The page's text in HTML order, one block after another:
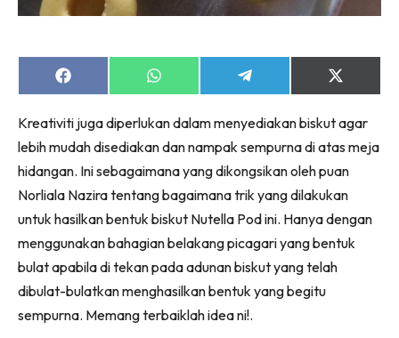
Share
on
Share
on
Share
on
Share
on
(Twitter)
Kreativiti juga diperlukan dalam menyediakan biskut agar
lebih mudah disediakan dan nampak sempurna di atas meja
hidangan. Ini sebagaimana yang dikongsikan oleh puan
Norliala Nazira tentang bagaimana trik yang dilakukan
untuk hasilkan bentuk biskut Nutella Pod ini. Hanya dengan
menggunakan bahagian belakang picagari yang bentuk
bulat apabila di tekan pada adunan biskut yang telah
dibulat-bulatkan menghasilkan bentuk yang begitu
sempurna. Memang terbaiklah idea ni!.